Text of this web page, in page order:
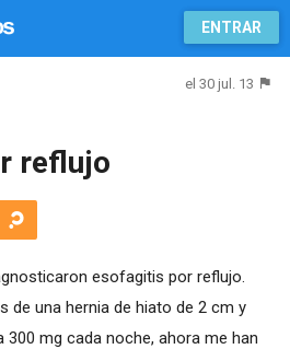
ENTRAR
el 30 jul. 13
reflujo
esofagitis por reflujo.
de una hernia de hiato de 2 cm y
mg cada noche, ahora me han